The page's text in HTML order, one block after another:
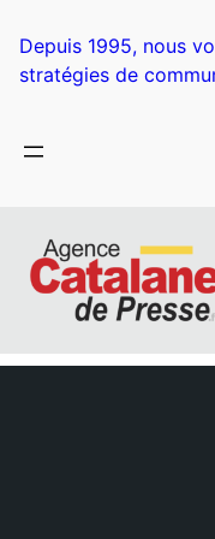
Depuis 1995, nous
stratégies de